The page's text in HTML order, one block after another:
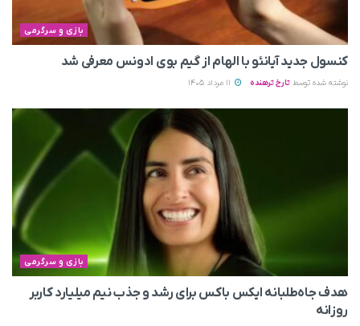
بازی و سرگرمی
کنسول جدید آیانئو با الهام از گیم بوی ادونس معرفی شد
نوشته شده توسط تارخ ترهنده
بازی و سرگرمی
هدف جاه‌طلبانه ایکس باکس برای رشد و جذب نیم میلیارد کاربر
روزانه